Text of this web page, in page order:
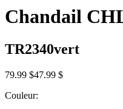
Chandail
TR2340vert
79.99 $47.99 $
Couleur: